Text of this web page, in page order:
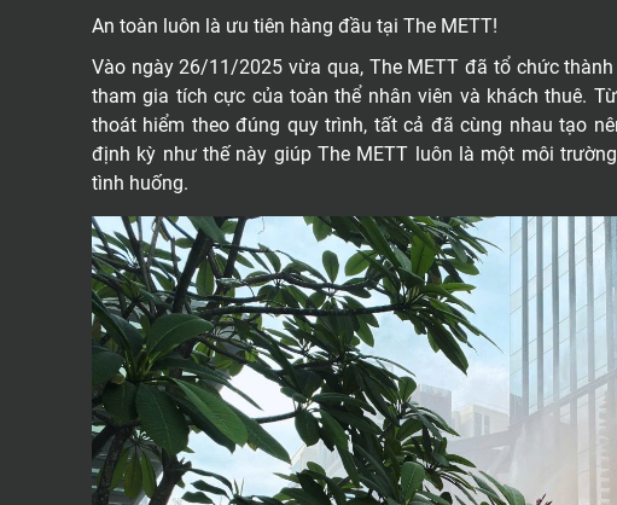
An toàn luôn là ưu tiên hàng đầu tại The METT!
Vào ngày 26/11/2025 vừa qua, The METT đã tổ chức
tham gia tích cực của toàn thể nhân viên và khách thuê.
thoát hiểm theo đúng quy trình, tất cả đã cùng nhau tạo
định kỳ như thế này giúp The METT luôn là một môi
tình huống.